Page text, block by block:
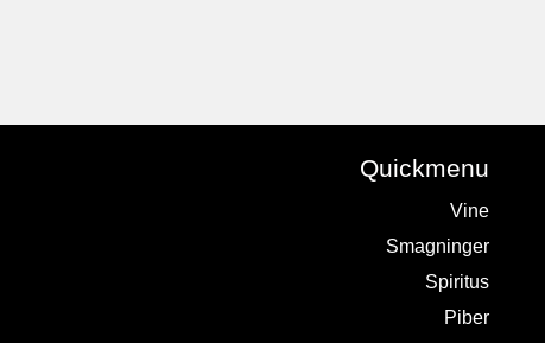
Quickmenu
Vine
Smagninger
Spiritus
Piber